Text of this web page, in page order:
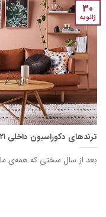
ترندهای دکوراسیون داخلی ۲۰۲۱ از زبان طراحان داخلی دنیا
بعد از سال سختی که همه‌ی
30
ژانویه